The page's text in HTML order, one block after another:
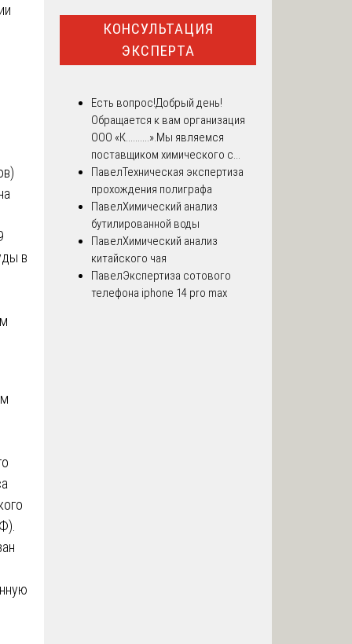
в
КОНСУЛЬТАЦИЯ
ЭКСПЕРТА
Есть вопрос!Добрый день!
Обращается к вам организация
ООО «К..........».Мы являемся
поставщиком химического с...
ПавелТехническая экспертиза
прохождения полиграфа
ПавелХимический анализ
бутилированной воды
ПавелХимический анализ
китайского чая
ПавелЭкспертиза сотового
телефона iphone 14 pro max